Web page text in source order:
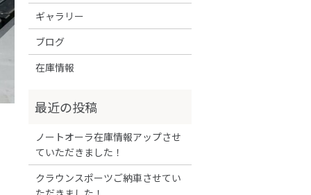
ギャラリー
ブログ
在庫情報
ノートオーラ在庫情報アップさせ
ていただきました！
クラウンスポーツご納車させてい